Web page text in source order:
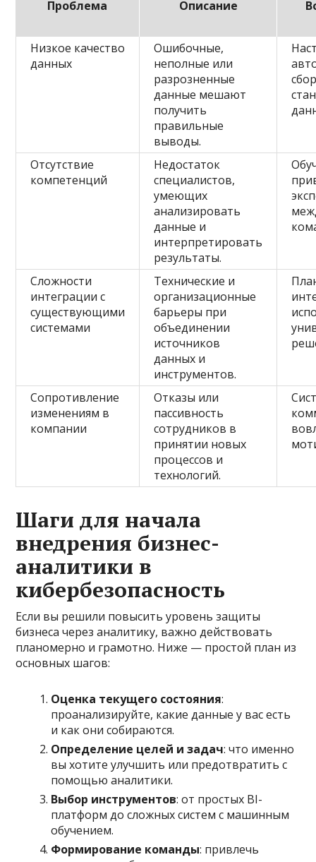
Проблема Описание
Низкое качество
данных
Ошибочные,
неполные или
разрозненные
данные мешают
получить
правильные
выводы.
Отсутствие
компетенций
Недостаток
специалистов,
умеющих
анализировать
данные и
интерпретировать
результаты.
Сложности
интеграции с
существующими
системами
Технические и
организационные
барьеры при
объединении
источников
данных и
инструментов.
Сопротивление
изменениям в
компании
Отказы или
пассивность
сотрудников в
принятии новых
процессов и
технологий.
Шаги для начала
внедрения бизнес-
аналитики в
кибербезопасность
Если вы решили повысить уровень защиты
бизнеса через аналитику, важно действовать
планомерно и грамотно. Ниже — простой план из
основных шагов:
Оценка текущего состояния:
проанализируйте, какие данные у вас есть
и как они собираются.
Определение целей и задач: что именно
вы хотите улучшить или предотвратить с
помощью аналитики.
Выбор инструментов: от простых BI-
платформ до сложных систем с машинным
обучением.
Формирование команды: привлечь